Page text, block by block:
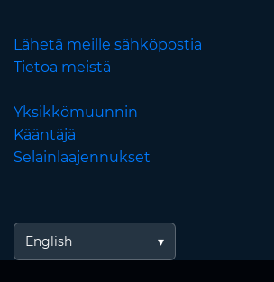
Lähetä meille sähköpostia
Tietoa meistä
Yksikkömuunnin
Kääntäjä
Selainlaajennukset
English